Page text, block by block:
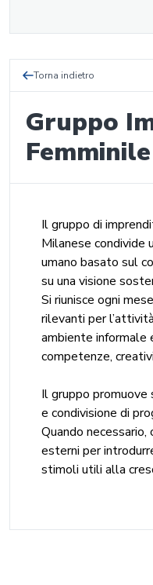
Torna indietro
Gruppo
Femminile
Il gruppo di
Milanese condivide
umano basato sul
su una visione
Si riunisce ogni
rilevanti per
ambiente informale
competenze,
Il gruppo promuove
e condivisione di
Quando
esterni per
stimoli utili alla